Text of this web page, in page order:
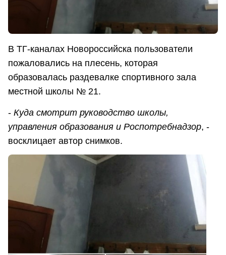
В ТГ-каналах Новороссийска пользователи
пожаловались на плесень, которая
образовалась раздевалке спортивного зала
местной школы № 21.
- Куда смотрит руководство школы,
управления образования и Роспотребнадзор, -
восклицает автор снимков.